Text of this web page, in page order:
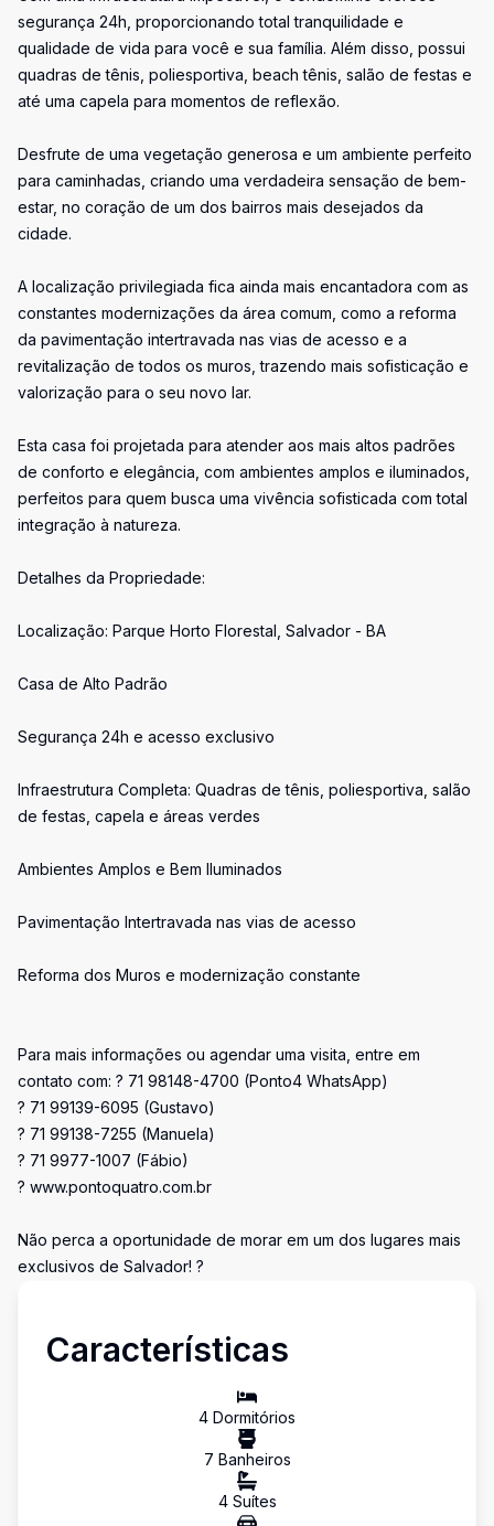
segurança 24h, proporcionando total tranquilidade e
qualidade de vida para você e sua família. Além disso, possui
quadras de tênis, poliesportiva, beach tênis, salão de festas e
até uma capela para momentos de reflexão.
Desfrute de uma vegetação generosa e um ambiente perfeito
para caminhadas, criando uma verdadeira sensação de bem-
estar, no coração de um dos bairros mais desejados da
cidade.
A localização privilegiada fica ainda mais encantadora com as
constantes modernizações da área comum, como a reforma
da pavimentação intertravada nas vias de acesso e a
revitalização de todos os muros, trazendo mais sofisticação e
valorização para o seu novo lar.
Esta casa foi projetada para atender aos mais altos padrões
de conforto e elegância, com ambientes amplos e iluminados,
perfeitos para quem busca uma vivência sofisticada com total
integração à natureza.
Detalhes da Propriedade:
Localização: Parque Horto Florestal, Salvador - BA
Casa de Alto Padrão
Segurança 24h e acesso exclusivo
Infraestrutura Completa: Quadras de tênis, poliesportiva, salão
de festas, capela e áreas verdes
Ambientes Amplos e Bem Iluminados
Pavimentação Intertravada nas vias de acesso
Reforma dos Muros e modernização constante
Para mais informações ou agendar uma visita, entre em
contato com: ? 71 98148-4700 (Ponto4 WhatsApp)
? 71 99139-6095 (Gustavo)
? 71 99138-7255 (Manuela)
? 71 9977-1007 (Fábio)
? www.pontoquatro.com.br
Não perca a oportunidade de morar em um dos lugares mais
exclusivos de Salvador! ?
Características
4 Dormitórios
7 Banheiros
4Suítes